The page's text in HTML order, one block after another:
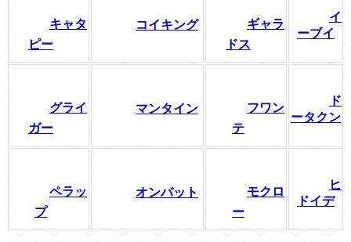
キャタ
ピー
コイキング
ギャラ
ドス
イ
ーブイ
グライ
ガー
マンタイン
フワン
テ
ド
ータクン
ペラッ
プ
オンバット
モクロ
ー
ヒ
ドイデ